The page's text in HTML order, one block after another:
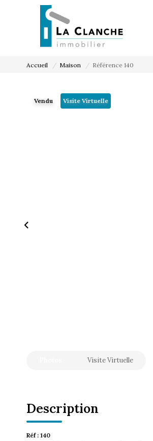
Accueil Maison Référence 140
Vendu Visite Virtuelle
Visite Virtuelle
Description
Réf : 140